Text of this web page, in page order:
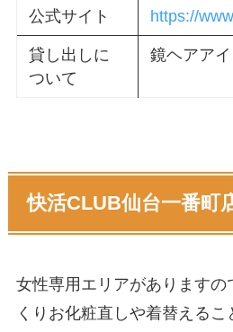
公式サイト https://
貸し出しに
ついて
鏡ヘアア
快活CLUB仙台一番町
女性専用エリアがありますの
くりお化粧直しや着替える